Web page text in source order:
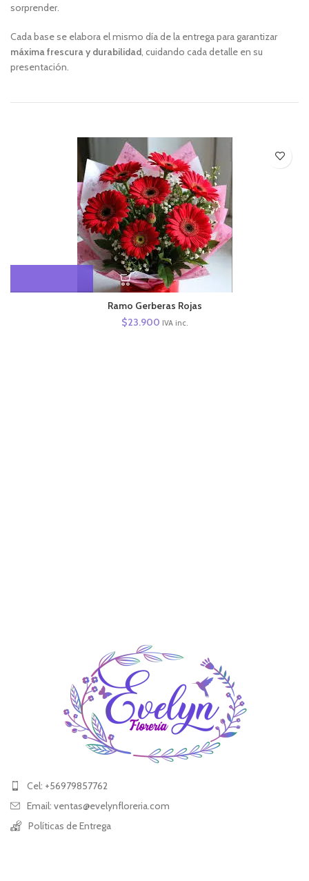
sorprender.
Cada base se elabora el mismo día de la entrega para garantizar
máxima frescura y durabilidad, cuidando cada detalle en su
presentación.
Ramo Gerberas Rojas
$23.900 IVA inc.
Cel: +56979857762
Email: ventas@evelynfloreria.com
Políticas de Entrega